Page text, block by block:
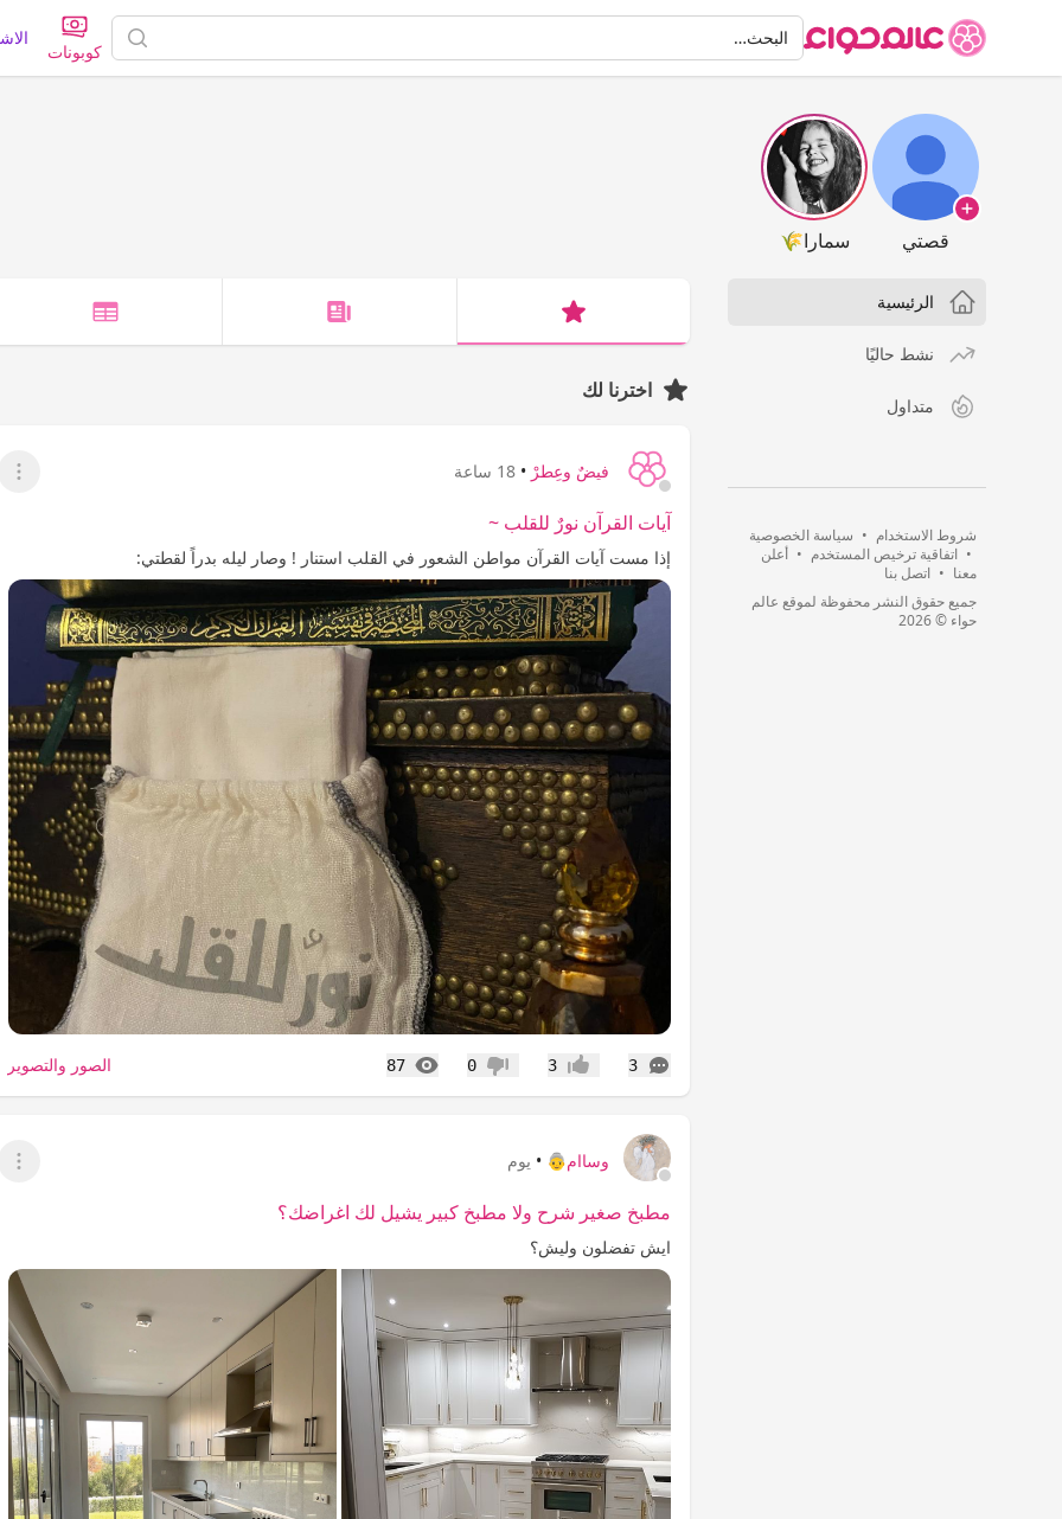
البحثالبحث…
كوبونات
قصتي سمارا🌾
الرئيسية
نشط حاليًا
متداول
شروط الاستخدام • سياسة الخصوصية
• اتفاقية ترخيص المستخدم • أعلن
معنا • اتصل بنا
جميع حقوق النشر محفوظة لموقع عالم
حواء © 2026
اخترنا لك
فيضٌ وعِطرْ • 18 ساعة
آيات القرآن نورٌ للقلب ~
إذا مست آيات القرآن مواطن الشعور في القلب استنار ! وصار ليله بدراً لقطتي:
3
التعليقات إعجاب3 عدم إعجاب
0
87
المشاهدات الصور والتصوير
وساام👵 • يوم
مطبخ صغير شرح ولا مطبخ كبير يشيل لك اغراضك؟
ايش تفضلون وليش؟